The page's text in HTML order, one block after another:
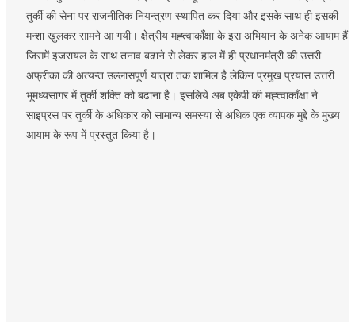
तुर्की की सेना पर राजनीतिक नियन्त्रण स्थापित कर दिया और इसके साथ ही इसकी
मन्शा खुलकर सामने आ गयी। क्षेत्रीय मह्त्वाकाँक्षा के इस अभियान के अनेक आयाम हैं
जिसमें इजरायल के साथ तनाव बढाने से लेकर हाल में ही प्रधानमंत्री की उत्तरी
अफ्रीका की अत्यन्त उल्लासपूर्ण यात्रा तक शामिल है लेकिन प्रमुख प्रयास उत्तरी
भूमध्यसागर में तुर्की शक्ति को बढाना है। इसलिये अब एकेपी की मह्त्वाकाँक्षा ने
साइप्रस पर तुर्की के अधिकार को सामान्य समस्या से अधिक एक व्यापक मुद्दे के मुख्य
आयाम के रूप में प्रस्तुत किया है।